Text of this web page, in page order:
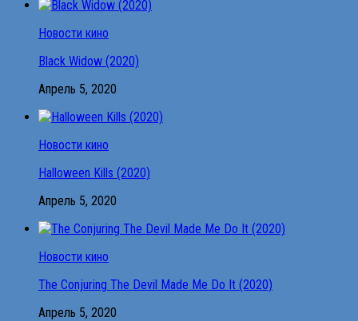
Новости кино
Black Widow (2020)
Апрель 5, 2020
Новости кино
Halloween Kills (2020)
Апрель 5, 2020
Новости кино
The Conjuring The Devil Made Me Do It (2020)
Апрель 5, 2020